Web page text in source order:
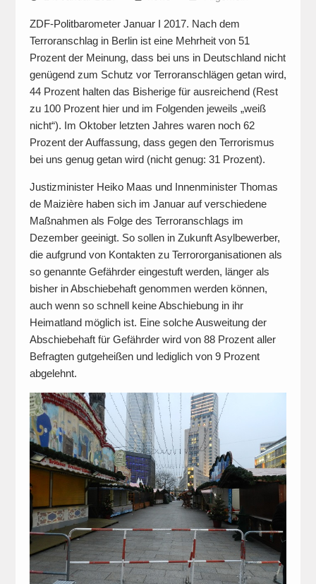
ZDF-Politbarometer Januar I 2017. Nach dem
Terroranschlag in Berlin ist eine Mehrheit von 51
Prozent der Meinung, dass bei uns in Deutschland nicht
genügend zum Schutz vor Terroranschlägen getan wird,
44 Prozent halten das Bisherige für ausreichend (Rest
zu 100 Prozent hier und im Folgenden jeweils „weiß
nicht“). Im Oktober letzten Jahres waren noch 62
Prozent der Auffassung, dass gegen den Terrorismus
bei uns genug getan wird (nicht genug: 31 Prozent).
Justizminister Heiko Maas und Innenminister Thomas
de Maizière haben sich im Januar auf verschiedene
Maßnahmen als Folge des Terroranschlags im
Dezember geeinigt. So sollen in Zukunft Asylbewerber,
die aufgrund von Kontakten zu Terrororganisationen als
so genannte Gefährder eingestuft werden, länger als
bisher in Abschiebehaft genommen werden können,
auch wenn so schnell keine Abschiebung in ihr
Heimatland möglich ist. Eine solche Ausweitung der
Abschiebehaft für Gefährder wird von 88 Prozent aller
Befragten gutgeheißen und lediglich von 9 Prozent
abgelehnt.